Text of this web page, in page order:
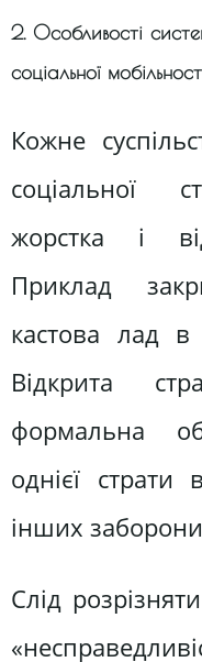
2. Особливості
соціальної
Кожне
соціальної
жорстка і
Приклад
кастова лад в
Відкрита
формальна
однієї
інших
Слід